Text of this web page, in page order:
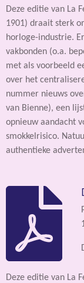
Deze editie van La
1901) draait sterk
horloge-industrie.
vakbonden (o.a.
met als voorbeeld
over het
nummer nieuws
van Bienne), een
opnieuw aandacht
smokkelrisico.
authentieke
Deze editie van La